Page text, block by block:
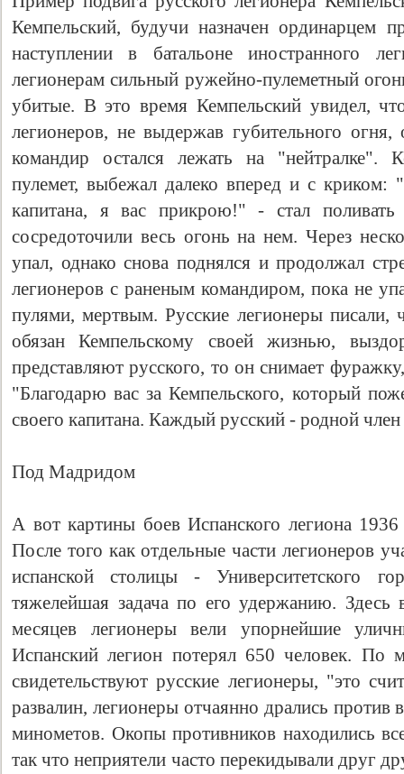
Кемпельский, будучи назначен ординарцем
наступлении в батальоне иностранного
легионерам сильный ружейно-пулеметный
убитые. В это время Кемпельский увидел,
легионеров, не выдержав губительного огня,
командир остался лежать на "нейтралке".
пулемет, выбежал далеко вперед и с криком:
капитана, я вас прикрою!" - стал поливать
сосредоточили весь огонь на нем. Через
упал, однако снова поднялся и продолжал
легионеров с раненым командиром, пока не
пулями, мертвым. Русские легионеры писали,
обязан Кемпельскому своей жизнью,
представляют русского, то он снимает
"Благодарю вас за Кемпельского, который
своего капитана. Каждый русский - родной
Под Мадридом
А вот картины боев Испанского легиона
После того как отдельные части легионеров
испанской столицы - Университетского
тяжелейшая задача по его удержанию. Здесь
месяцев легионеры вели упорнейшие
Испанский легион потерял 650 человек. По
свидетельствуют русские легионеры, "это
развалин, легионеры отчаянно дрались против
минометов. Окопы противников находились
так что неприятели часто перекидывали друг